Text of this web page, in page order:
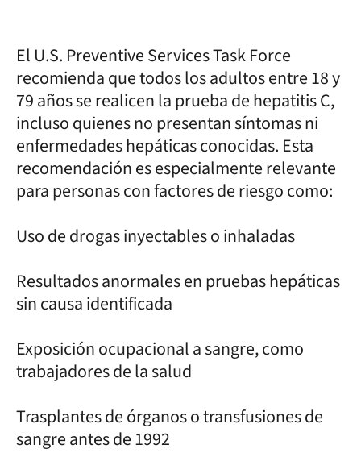
El U.S. Preventive Services Task Force
recomienda que todos los adultos entre 18 y
79 años se realicen la prueba de hepatitis C,
incluso quienes no presentan síntomas ni
enfermedades hepáticas conocidas. Esta
recomendación es especialmente relevante
para personas con factores de riesgo como:
Uso de drogas inyectables o inhaladas
Resultados anormales en pruebas hepáticas
sin causa identificada
Exposición ocupacional a sangre, como
trabajadores de la salud
Trasplantes de órganos o transfusiones de
sangre antes de 1992